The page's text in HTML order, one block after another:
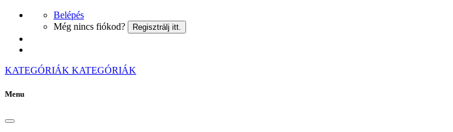
Belépés
Még nincs fiókod?
Regisztrálj itt.
KATEGÓRIÁK KATEGÓRIÁK
Menu